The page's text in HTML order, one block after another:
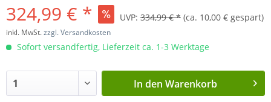
324,99 € * UVP: 334,99 € * (ca. 10,00 € gespart)
inkl. MwSt.zzgl. Versandkosten
Sofort versandfertig, Lieferzeit ca. 1-3 Werktage
In den Warenkorb